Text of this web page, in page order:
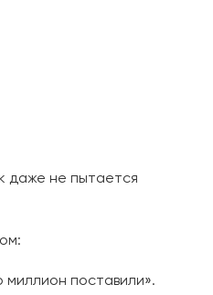
даже не пытается
миллион поставили».